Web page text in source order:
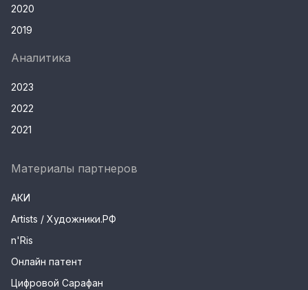
2020
2019
Аналитика
2023
2022
2021
Материалы партнеров
АКИ
Artists / Художники.РФ
n'Ris
Онлайн патент
Цифровой Сарафан